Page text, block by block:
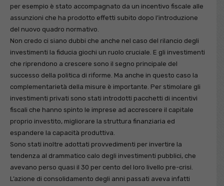
per esempio è stato accompagnato da un incentivo fiscale alle
assunzioni che ha prodotto effetti subito dopo l’introduzione
del nuovo quadro normativo.
Non credo ci siano dubbi che anche nel caso del rilancio degli
investimenti la fiducia giochi un ruolo cruciale. E gli investimenti
che riprendono a crescere sono il segno principale del
successo della politica di riforme. Ma anche in questo caso la
complementarietà della misure è importante. Per stimolare gli
investimenti privati sono stati introdotti pacchetti di incentivi
fiscali che hanno spinto le imprese ad accrescere il capitale
proprio investito, migliorare la struttura finanziaria ed
espandere la capacità produttiva.
Sono stati inoltre adottati provvedimenti per invertire la
tendenza al drammatico calo degli investimenti pubblici, che
avevano perso quasi il 30 per cento del loro livello pre-crisi.
L’azione di consolidamento degli anni passati aveva infatti